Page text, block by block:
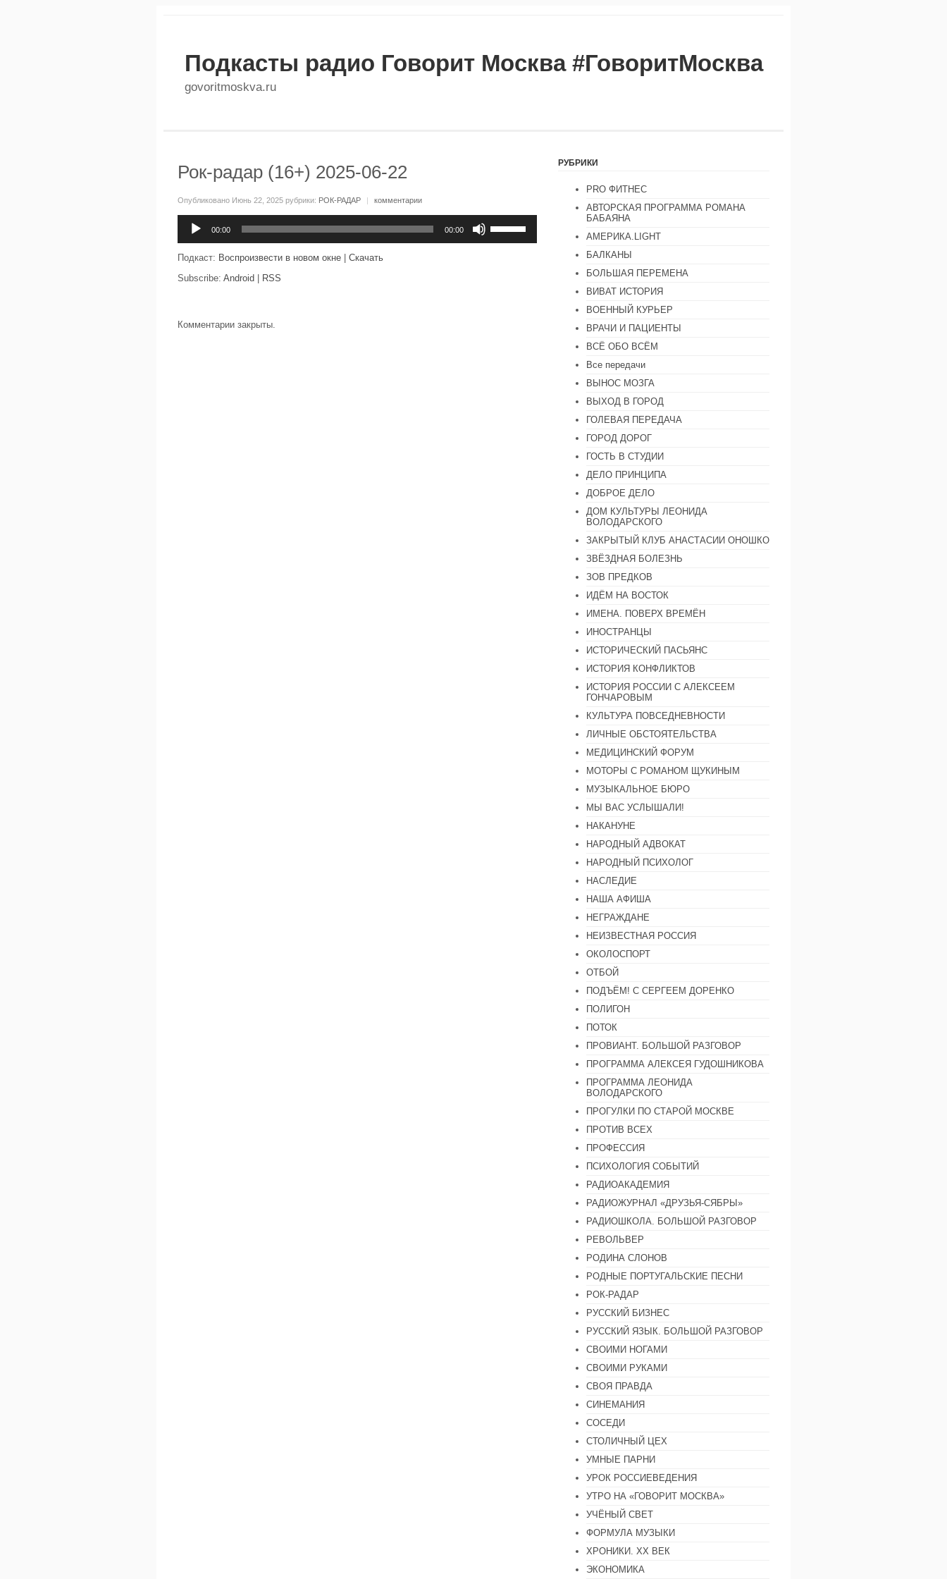
Подкасты радио Говорит Москва #ГоворитМосква
govoritmoskva.ru
Рок-радар (16+) 2025-06-22
Опубликовано Июнь 22, 2025 рубрики: РОК-РАДАР | комментарии
00:00 00:00
клавиши
Подкаст: Воспроизвести в новом окне
Скачать
Subscribe: Android RSS
Комментарии закрыты.
РУБРИКИ
PRO ФИТНЕС
АВТОРСКАЯ ПРОГРАММА РОМАНА
БАБАЯНА
АМЕРИКА.LIGHT
БАЛКАНЫ
БОЛЬШАЯ ПЕРЕМЕНА
ВИВАТ ИСТОРИЯ
ВОЕННЫЙ КУРЬЕР
ВРАЧИ И ПАЦИЕНТЫ
ВСЁ ОБО ВСЁМ
Все передачи
ВЫНОС МОЗГА
ВЫХОД В ГОРОД
ГОЛЕВАЯ ПЕРЕДАЧА
ГОРОД ДОРОГ
ГОСТЬ В СТУДИИ
ДЕЛО ПРИНЦИПА
ДОБРОЕ ДЕЛО
ДОМ КУЛЬТУРЫ ЛЕОНИДА
ВОЛОДАРСКОГО
ЗАКРЫТЫЙ КЛУБ АНАСТАСИИ ОНОШКО
ЗВЁЗДНАЯ БОЛЕЗНЬ
ЗОВ ПРЕДКОВ
ИДЁМ НА ВОСТОК
ИМЕНА. ПОВЕРХ ВРЕМЁН
ИНОСТРАНЦЫ
ИСТОРИЧЕСКИЙ ПАСЬЯНС
ИСТОРИЯ КОНФЛИКТОВ
ИСТОРИЯ РОССИИ С АЛЕКСЕЕМ
ГОНЧАРОВЫМ
КУЛЬТУРА ПОВСЕДНЕВНОСТИ
ЛИЧНЫЕ ОБСТОЯТЕЛЬСТВА
МЕДИЦИНСКИЙ ФОРУМ
МОТОРЫ С РОМАНОМ ЩУКИНЫМ
МУЗЫКАЛЬНОЕ БЮРО
МЫ ВАС УСЛЫШАЛИ!
НАКАНУНЕ
НАРОДНЫЙ АДВОКАТ
НАРОДНЫЙ ПСИХОЛОГ
НАСЛЕДИЕ
НАША АФИША
НЕГРАЖДАНЕ
НЕИЗВЕСТНАЯ РОССИЯ
ОКОЛОСПОРТ
ОТБОЙ
ПОДЪЁМ! С СЕРГЕЕМ ДОРЕНКО
ПОЛИГОН
ПОТОК
ПРОВИАНТ. БОЛЬШОЙ РАЗГОВОР
ПРОГРАММА АЛЕКСЕЯ ГУДОШНИКОВА
ПРОГРАММА ЛЕОНИДА
ВОЛОДАРСКОГО
ПРОГУЛКИ ПО СТАРОЙ МОСКВЕ
ПРОТИВ ВСЕХ
ПРОФЕССИЯ
ПСИХОЛОГИЯ СОБЫТИЙ
РАДИОАКАДЕМИЯ
РАДИОЖУРНАЛ «ДРУЗЬЯ-СЯБРЫ»
РАДИОШКОЛА. БОЛЬШОЙ РАЗГОВОР
РЕВОЛЬВЕР
РОДИНА СЛОНОВ
РОДНЫЕ ПОРТУГАЛЬСКИЕ ПЕСНИ
РОК-РАДАР
РУССКИЙ БИЗНЕС
РУССКИЙ ЯЗЫК. БОЛЬШОЙ РАЗГОВОР
СВОИМИ НОГАМИ
СВОИМИ РУКАМИ
СВОЯ ПРАВДА
СИНЕМАНИЯ
СОСЕДИ
СТОЛИЧНЫЙ ЦЕХ
УМНЫЕ ПАРНИ
УРОК РОССИЕВЕДЕНИЯ
УТРО НА «ГОВОРИТ МОСКВА»
УЧЁНЫЙ СВЕТ
ФОРМУЛА МУЗЫКИ
ХРОНИКИ. ХХ ВЕК
ЭКОНОМИКА